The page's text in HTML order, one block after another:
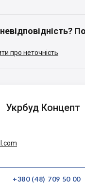
про неточність
Укрбуд Концепт
+380 (48) 709 50 00